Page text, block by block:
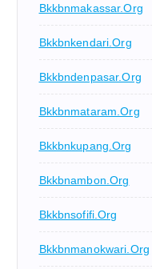
Bkkbnmakassar.org
Bkkbnkendari.org
Bkkbndenpasar.org
Bkkbnmataram.org
Bkkbnkupang.org
Bkkbnambon.org
Bkkbnsofifi.org
Bkkbnmanokwari.org